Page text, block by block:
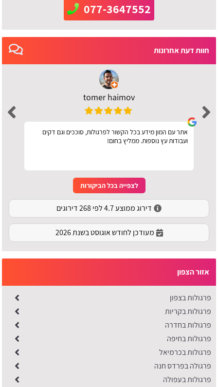
077-3647552
חוות דעת אחרונות
tomer haimov
אתר עם המון מידע בכל הקשור לפרגולות, סוככים וגם דקים
ועבודות עץ נוספות. ממליץ בחום!
לצפייה בכל הביקורות
דירוג ממוצע 4.7 לפי 268 דירוגים
מעודכן לחודש אוגוסט בשנת 2026
אזור הצפון
פרגולות בצפון
פרגולות בקריות
פרגולות בחדרה
פרגולות בחיפה
פרגולות בכרמיאל
פרגולה בפרדס חנה
פרגולות בעפולה